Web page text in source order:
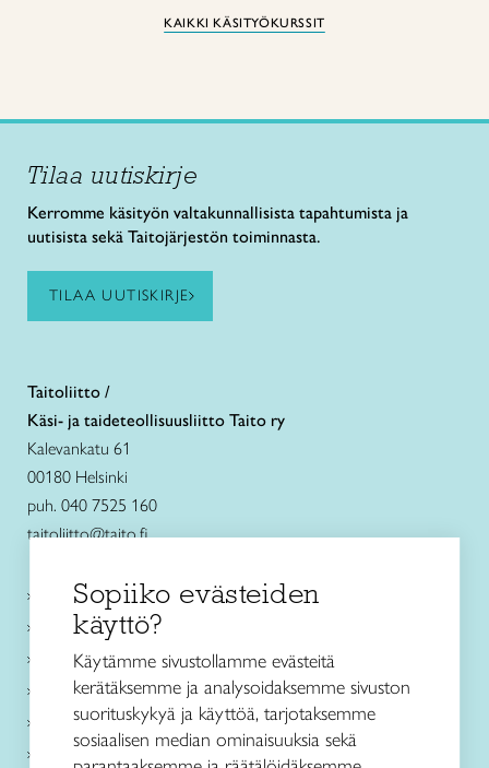
KAIKKI KÄSITYÖKURSSIT
Tilaa uutiskirje
Kerromme käsityön valtakunnallisista tapahtumista ja
uutisista sekä Taitojärjestön toiminnasta.
TILAA UUTISKIRJE
Taitoliitto /
Käsi- ja taideteollisuusliitto Taito ry
Kalevankatu 61
00180 Helsinki
puh. 040 7525 160
taitoliitto@taito.fi
Käsityökurssit ja koulutus
Ajankohtaista
Käsityöohjeet
Me olemme Taito
Paikallinen toiminta
Verkkokaupat
Sopiiko evästeiden
käyttö?
Käytämme sivustollamme evästeitä
kerätäksemme ja analysoidaksemme sivuston
suorituskykyä ja käyttöä, tarjotaksemme
sosiaalisen median ominaisuuksia sekä